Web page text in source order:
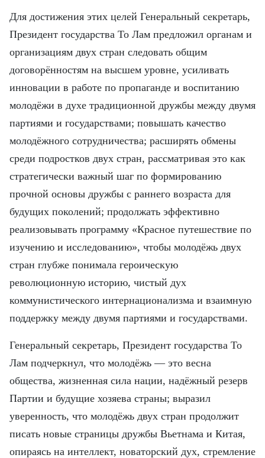
Для достижения этих целей Генеральный секретарь,
Президент государства То Лам предложил органам и
организациям двух стран следовать общим
договорённостям на высшем уровне, усиливать
инновации в работе по пропаганде и воспитанию
молодёжи в духе традиционной дружбы между двумя
партиями и государствами; повышать качество
молодёжного сотрудничества; расширять обмены
среди подростков двух стран, рассматривая это как
стратегически важный шаг по формированию
прочной основы дружбы с раннего возраста для
будущих поколений; продолжать эффективно
реализовывать программу «Красное путешествие по
изучению и исследованию», чтобы молодёжь двух
стран глубже понимала героическую
революционную историю, чистый дух
коммунистического интернационализма и взаимную
поддержку между двумя партиями и государствами.
Генеральный секретарь, Президент государства То
Лам подчеркнул, что молодёжь — это весна
общества, жизненная сила нации, надёжный резерв
Партии и будущие хозяева страны; выразил
уверенность, что молодёжь двух стран продолжит
писать новые страницы дружбы Вьетнама и Китая,
опираясь на интеллект, новаторский дух, стремление